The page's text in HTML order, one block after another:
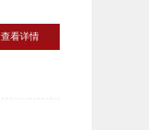
查看详情